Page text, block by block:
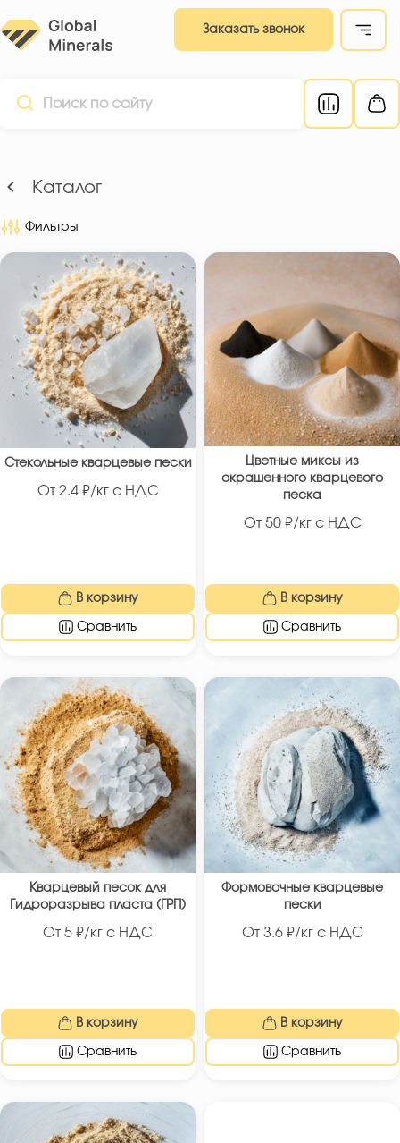
Заказать звонок
Каталог
Фильтры
Стекольные кварцевые пески
От 2.4 ₽/кг с НДС
В корзину
Сравнить
Цветные миксы из
окрашенного кварцевого
песка
От 50 ₽/кг с НДС
В корзину
Сравнить
Кварцевый песок для
Гидроразрыва пласта (ГРП)
От 5 ₽/кг с НДС
В корзину
Сравнить
Формовочные кварцевые
пески
От 3.6 ₽/кг с НДС
В корзину
Сравнить